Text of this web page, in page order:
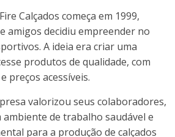
Calçados começa em 1999,
amigos decidiu empreender no
A ideia era criar uma
produtos de qualidade, com
preços acessíveis.
valorizou seus colaboradores,
de trabalho saudável e
para a produção de calçados